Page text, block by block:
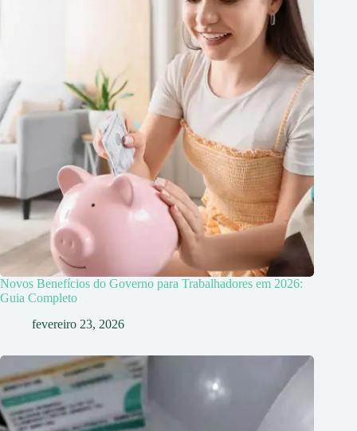
Novos Benefícios do Governo para Trabalhadores em 2026:
Guia Completo
fevereiro 23, 2026